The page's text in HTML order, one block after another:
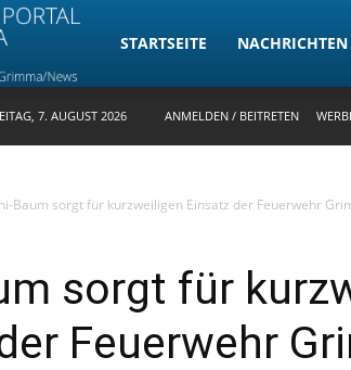
Medienportal
STARTSEITE NACHRICHTEN
7. AUGUST 2026 ANMELDEN / BEITRETEN
Baum sorgt für kurzweiligen Einsatz der Feuerwehr
sorgt für
Feuerwehr